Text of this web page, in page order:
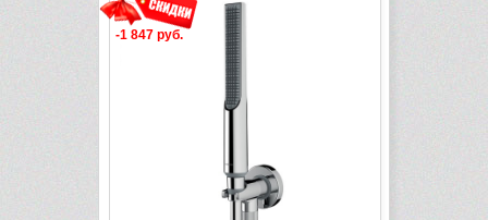
-1 847 руб.